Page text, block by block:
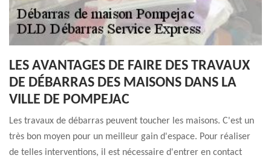
LES AVANTAGES DE FAIRE DES TRAVAUX
DE DÉBARRAS DES MAISONS DANS LA
VILLE DE POMPEJAC
Les travaux de débarras peuvent toucher les maisons. C'est un
très bon moyen pour un meilleur gain d'espace. Pour réaliser
de telles interventions, il est nécessaire d'entrer en contact